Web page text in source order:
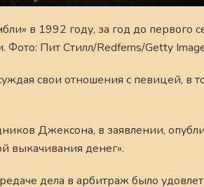
в 1992 году, за год до первого
Фото: Пит Стилл/Redferns/Getty
свои отношения с певицей, в
Джексона, в заявлении,
выкачивания денег».
дела в арбитраж было